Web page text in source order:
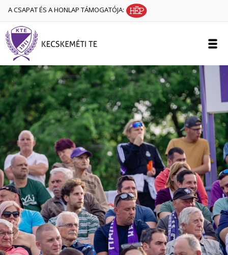
A CSAPAT ÉS A HONLAP TÁMOGATÓJA: